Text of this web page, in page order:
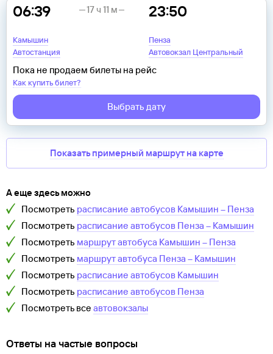
06:39
Камышин
Автостанция
23:50
Пенза
Автовокзал Центральный
17 ч 11 м
Пока не продаем билеты на рейс
Как купить билет?
Выбрать дату
Показать примерный маршрут на карте
А еще здесь можно
Посмотреть расписание автобусов Камышин – Пенза
Посмотреть расписание автобусов Пенза – Камышин
Посмотреть маршрут автобуса Камышин – Пенза
Посмотреть маршрут автобуса Пенза – Камышин
Посмотреть расписание автобусов Камышин
Посмотреть расписание автобусов Пенза
Посмотреть все автовокзалы
Ответы на частые вопросы